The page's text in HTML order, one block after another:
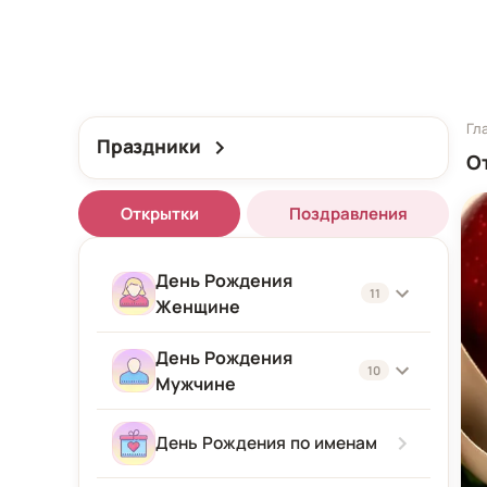
Праздники
Открытки Поздравления
День Рождения
Женщине
11
Женщине
Подруге
Девушке
День Рождения
Мужчине
10
Мужчине
День Рождения по именам